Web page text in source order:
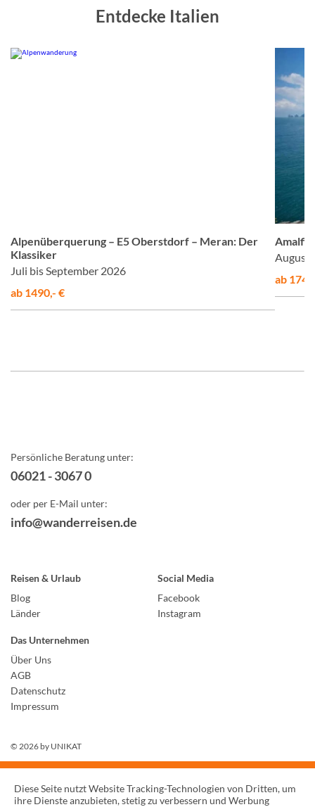
Entdecke Italien
Alpenüberquerung – E5 Oberstdorf – Meran: Der
Klassiker
Juli bis September 2026
ab 1490,- €
Amalfis
August
ab
Persönliche Beratung unter:
06021 - 3067 0
oder per E-Mail unter:
info@wanderreisen.de
Reisen & Urlaub
Blog
Länder
Social Media
Facebook
Instagram
Das Unternehmen
Über Uns
AGB
Datenschutz
Impressum
© 2026 by UNIKAT
Diese Seite nutzt Website Tracking-Technologien von Dritten, um
ihre Dienste anzubieten, stetig zu verbessern und Werbung